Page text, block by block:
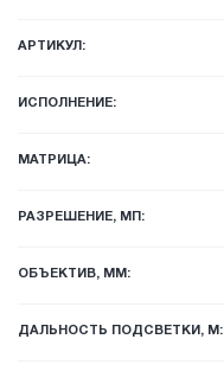
АРТИКУЛ:
ИСПОЛНЕНИЕ:
МАТРИЦА:
РАЗРЕШЕНИЕ, МП:
ОБЪЕКТИВ, ММ:
ДАЛЬНОСТЬ ПОДСВЕТКИ, М: